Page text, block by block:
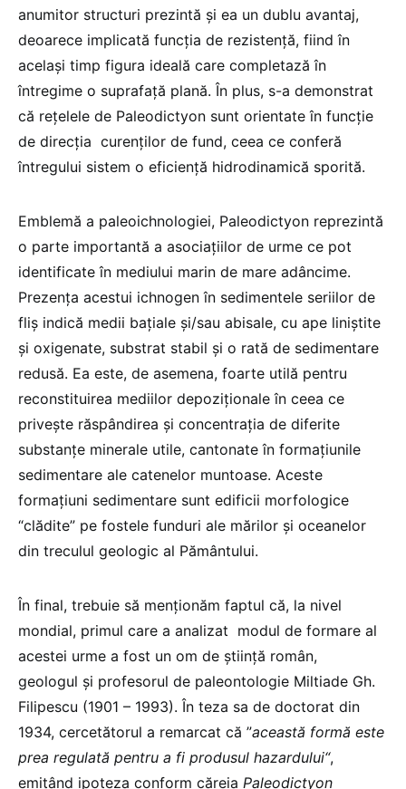
anumitor structuri prezintă și ea un dublu avantaj,
deoarece implicată funcţia de rezistenţă, fiind în
același timp figura ideală care completază în
întregime o suprafaţă plană. În plus, s-a demonstrat
că reţelele de Paleodictyon sunt orientate în funcție
de direcția curenţilor de fund, ceea ce conferă
întregului sistem o eficienţă hidrodinamică sporită.
Emblemă a paleoichnologiei, Paleodictyon reprezintă
o parte importantă a asociaţiilor de urme ce pot
identificate în mediului marin de mare adâncime.
Prezenţa acestui ichnogen în sedimentele seriilor de
fliş indică medii bațiale şi/sau abisale, cu ape liniştite
şi oxigenate, substrat stabil şi o rată de sedimentare
redusă. Ea este, de asemena, foarte utilă pentru
reconstituirea mediilor depoziţionale în ceea ce
privește răspândirea şi concentrația de diferite
substanţe minerale utile, cantonate în formaţiunile
sedimentare ale catenelor muntoase. Aceste
formațiuni sedimentare sunt edificii morfologice
“clădite” pe fostele funduri ale mărilor şi oceanelor
din treculul geologic al Pământului.
În final, trebuie să menționăm faptul că, la nivel
mondial, primul care a analizat modul de formare al
acestei urme a fost un om de știință român,
geologul şi profesorul de paleontologie Miltiade Gh.
Filipescu (1901 – 1993). În teza sa de doctorat din
1934, cercetătorul a remarcat că ”această formă este
prea regulată pentru a fi produsul hazardului“,
emiţând ipoteza conform căreia Paleodictyon